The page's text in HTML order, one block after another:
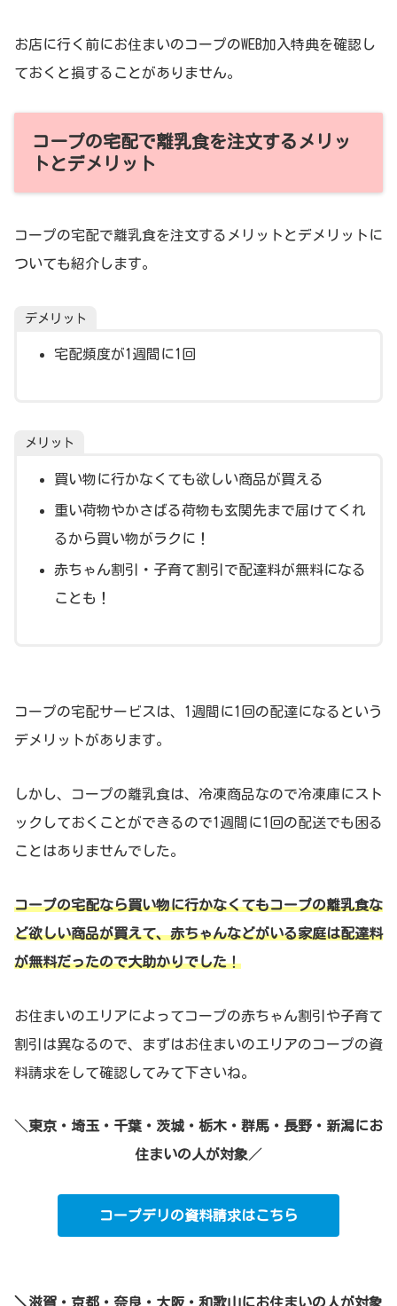
お店に行く前にお住まいのコープのWEB加入特典を確認し
ておくと損することがありません。
コープの宅配で離乳食を注文するメリッ
トとデメリット
コープの宅配で離乳食を注文するメリットとデメリットに
ついても紹介します。
デメリット
宅配頻度が1週間に1回
メリット
買い物に行かなくても欲しい商品が買える
重い荷物やかさばる荷物も玄関先まで届けてくれ
るから買い物がラクに！
赤ちゃん割引・子育て割引で配達料が無料になる
ことも！
コープの宅配サービスは、1週間に1回の配達になるという
デメリットがあります。
しかし、コープの離乳食は、冷凍商品なので冷凍庫にスト
ックしておくことができるので1週間に1回の配送でも困る
ことはありませんでした。
コープの宅配なら買い物に行かなくてもコープの離乳食な
ど欲しい商品が買えて、赤ちゃんなどがいる家庭は配達料
が無料だったので大助かりでした！
お住まいのエリアによってコープの赤ちゃん割引や子育て
割引は異なるので、まずはお住まいのエリアのコープの資
料請求をして確認してみて下さいね。
＼東京・埼玉・千葉・茨城・栃木・群馬・長野・新潟にお
住まいの人が対象／
コープデリの資料請求はこちら
＼滋賀・京都・奈良・大阪・和歌山にお住まいの人が対象